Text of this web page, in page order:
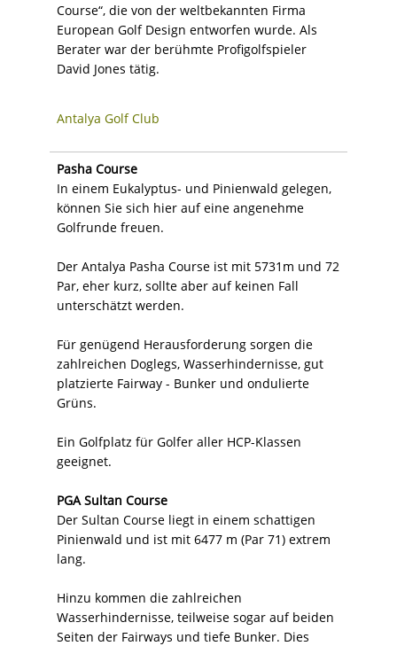
Course“, die von der weltbekannten Firma
European Golf Design entworfen wurde. Als
Berater war der berühmte Profigolfspieler
David Jones tätig.
Antalya Golf Club
Pasha Course
In einem Eukalyptus- und Pinienwald gelegen,
können Sie sich hier auf eine angenehme
Golfrunde freuen.
Der Antalya Pasha Course ist mit 5731m und 72
Par, eher kurz, sollte aber auf keinen Fall
unterschätzt werden.
Für genügend Herausforderung sorgen die
zahlreichen Doglegs, Wasserhindernisse, gut
platzierte Fairway - Bunker und ondulierte
Grüns.
Ein Golfplatz für Golfer aller HCP-Klassen
geeignet.
PGA Sultan Course
Der Sultan Course liegt in einem schattigen
Pinienwald und ist mit 6477 m (Par 71) extrem
lang.
Hinzu kommen die zahlreichen
Wasserhindernisse, teilweise sogar auf beiden
Seiten der Fairways und tiefe Bunker. Dies